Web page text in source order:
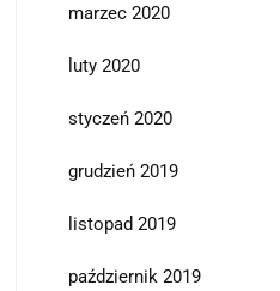
marzec 2020
luty 2020
styczeń 2020
grudzień 2019
listopad 2019
październik 2019